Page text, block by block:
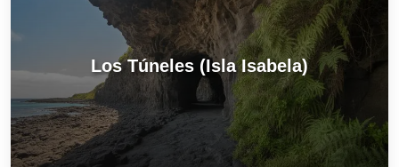
Los Túneles (Isla Isabela)